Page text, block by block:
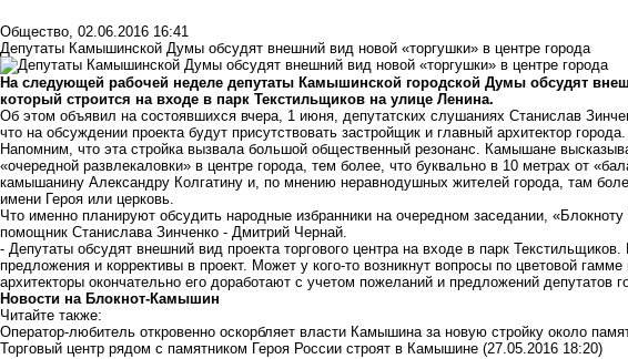
Общество, 02.06.2016 16:41
Депутаты Камышинской Думы обсудят внешний вид новой «торгушки» в центре города
На следующей рабочей неделе депутаты Камышинской городской Думы обсудят
который строится на входе в парк Текстильщиков на улице Ленина.
Об этом объявил на состоявшихся вчера, 1 июня, депутатских слушаниях Станислав
что на обсуждении проекта будут присутствовать застройщик и главный архитектор города.
Напомним, что эта стройка вызвала большой общественный резонанс. Камышане
«очередной развлекаловки» в центре города, тем более, что буквально в 10 метрах от
камышанину Александру Колгатину и, по мнению неравнодушных жителей города, там
имени Героя или церковь.
Что именно планируют обсудить народные избранники на очередном заседании,
помощник Станислава Зинченко - Дмитрий Чернай.
- Депутаты обсудят внешний вид проекта торгового центра на входе в парк
предложения и коррективы в проект. Может у кого-то возникнут вопросы по цветовой
архитекторы окончательно его доработают с учетом пожеланий и предложений
Новости на Блoкнoт-Камышин
Читайте также:
Оператор-любитель откровенно оскорбляет власти Камышина за новую стройку около
Торговый центр рядом с памятником Героя России строят в Камышине (27.05.2016 18:20)